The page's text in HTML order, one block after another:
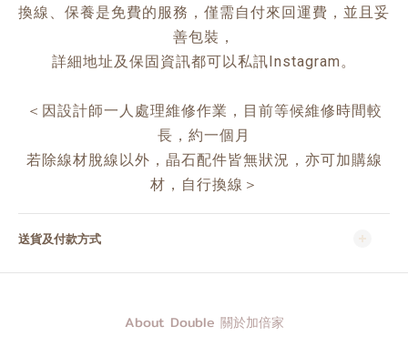
換線、保養是免費的服務，僅需自付來回運費，並且妥
善包裝，
詳細地址及保固資訊都可以私訊Instagram。
＜因設計師一人處理維修作業，目前等候維修時間較
長，約一個月
若除線材脫線以外，晶石配件皆無狀況，亦可加購線
材，自行換線＞
送貨及付款方式
About Double 關於加倍家